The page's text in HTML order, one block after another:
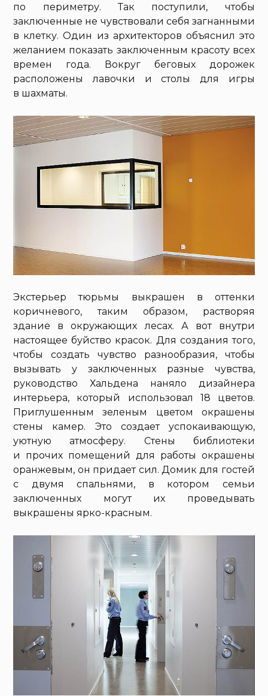
по периметру. Так поступили, чтобы
заключенные не чувствовали себя загнанными
в клетку. Один из архитекторов объяснил это
желанием показать заключенным красоту всех
времен года. Вокруг беговых дорожек
расположены лавочки и столы для игры
в шахматы.
Экстерьер тюрьмы выкрашен в оттенки
коричневого, таким образом, растворяя
здание в окружающих лесах. А вот внутри
настоящее буйство красок. Для создания того,
чтобы создать чувство разнообразия, чтобы
вызывать у заключенных разные чувства,
руководство Хальдена наняло дизайнера
интерьера, который использовал 18 цветов.
Приглушенным зеленым цветом окрашены
стены камер. Это создает успокаивающую,
уютную атмосферу. Стены библиотеки
и прочих помещений для работы окрашены
оранжевым, он придает сил. Домик для гостей
с двумя спальнями, в котором семьи
заключенных могут их проведывать
выкрашены ярко-красным.